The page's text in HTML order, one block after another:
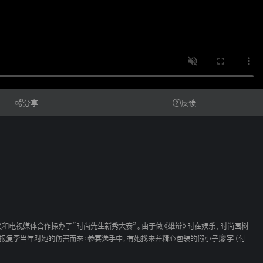
分享 反馈
电视媒体合作操办了“时尚先生新秀大赛”。由于做《雄辩》时在娱乐、时尚圈树
复李当年对她的伤害而来：参赛选手中，有她找来并精心包装的假小子廖宇（付